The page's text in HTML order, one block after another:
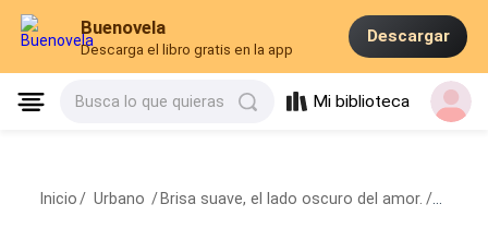
Buenovela
Descarga el libro gratis en la app
Descargar
Busca lo que quieras Mi biblioteca
Inicio / Urbano / Brisa suave, el lado oscuro del amor. /